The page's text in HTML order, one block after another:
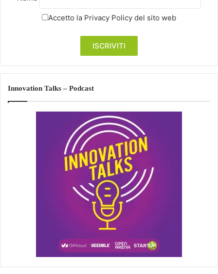
Accetto la Privacy Policy del sito web
Innovation Talks – Podcast